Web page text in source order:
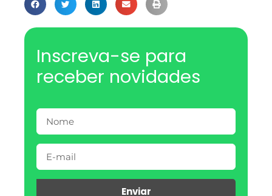
Inscreva-se para
receber novidades
Enviar